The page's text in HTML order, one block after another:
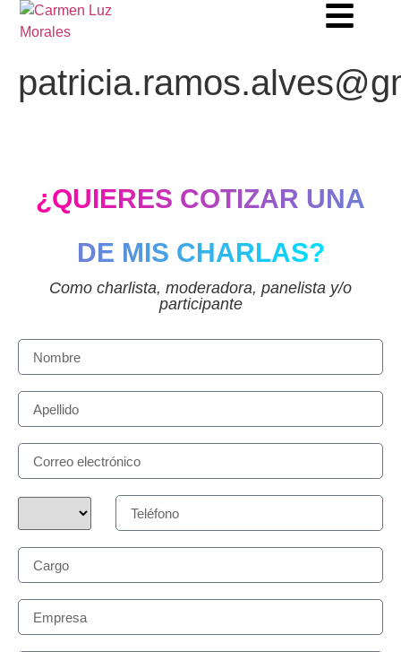
¿QUIERES COTIZAR UNA
DE MIS CHARLAS?
Como charlista, moderadora, panelista y/o
participante